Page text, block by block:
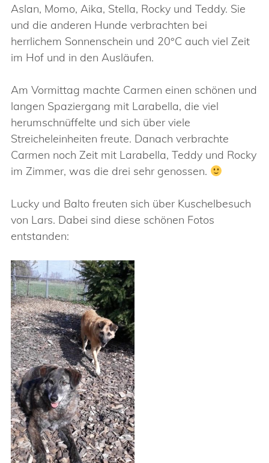
Aslan, Momo, Aika, Stella, Rocky und Teddy. Sie
und die anderen Hunde verbrachten bei
herrlichem Sonnenschein und 20°C auch viel Zeit
im Hof und in den Ausläufen.
Am Vormittag machte Carmen einen schönen und
langen Spaziergang mit Larabella, die viel
herumschnüffelte und sich über viele
Streicheleinheiten freute. Danach verbrachte
Carmen noch Zeit mit Larabella, Teddy und Rocky
im Zimmer, was die drei sehr genossen.
Lucky und Balto freuten sich über Kuschelbesuch
von Lars. Dabei sind diese schönen Fotos
entstanden: